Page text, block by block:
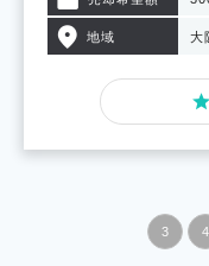
地域 大
3 4